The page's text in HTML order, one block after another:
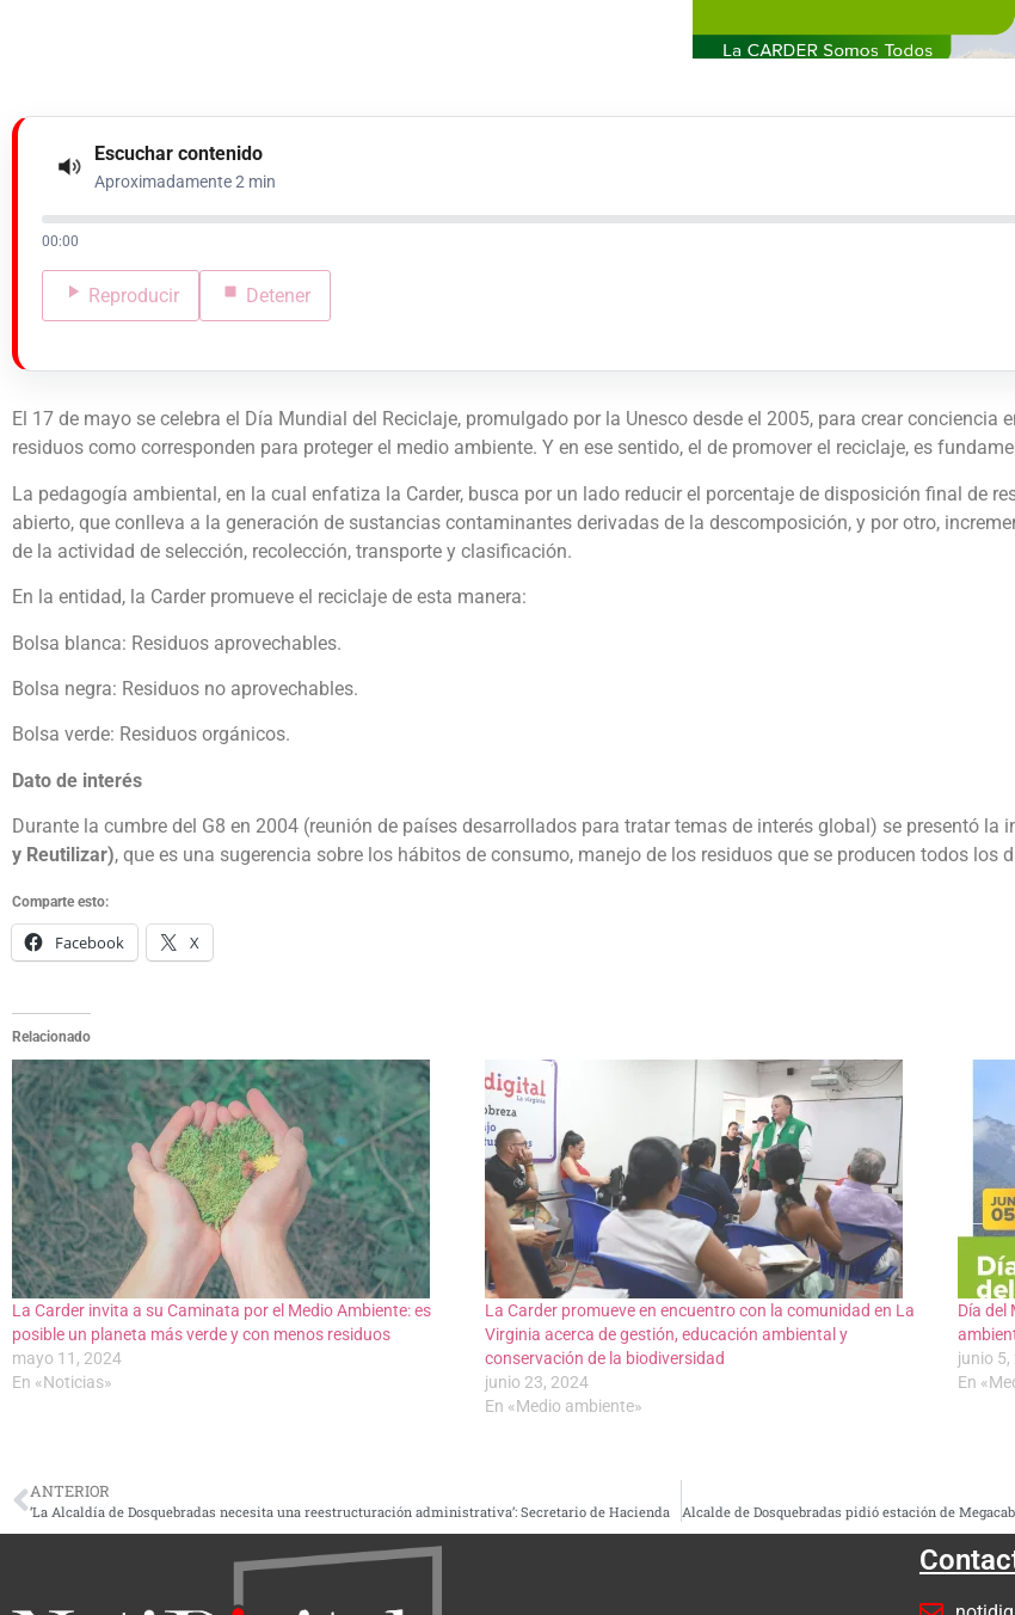
Escuchar contenido
Aproximadamente 2 min
00:00
Reproducir Detener
El 17 de mayo se celebra el Día Mundial del Reciclaje, promulgado por la Unesco desde el 2005, para crear
residuos como corresponden para proteger el medio ambiente. Y en ese sentido, el de promover el reciclaje, es
La pedagogía ambiental, en la cual enfatiza la Carder, busca por un lado reducir el porcentaje de disposición final de
abierto, que conlleva a la generación de sustancias contaminantes derivadas de la descomposición, y por otro,
de la actividad de selección, recolección, transporte y clasificación.
En la entidad, la Carder promueve el reciclaje de esta manera:
Bolsa blanca: Residuos aprovechables.
Bolsa negra: Residuos no aprovechables.
Bolsa verde: Residuos orgánicos.
Dato de interés
Durante la cumbre del G8 en 2004 (reunión de países desarrollados para tratar temas de interés global) se presentó la
y Reutilizar), que es una sugerencia sobre los hábitos de consumo, manejo de los residuos que se producen todos los
Comparte esto:
Facebook X
Relacionado
La Carder invita a su Caminata por el Medio Ambiente: es
posible un planeta más verde y con menos residuos
mayo 11, 2024
En «Noticias»
La Carder promueve en encuentro con la comunidad en La
Virginia acerca de gestión, educación ambiental y
conservación de la biodiversidad
junio 23, 2024
En «Medio ambiente»
Día del
junio 5,
En
ANTERIOR
‘La Alcaldía de Dosquebradas necesita una reestructuración administrativa’: Secretario de Hacienda